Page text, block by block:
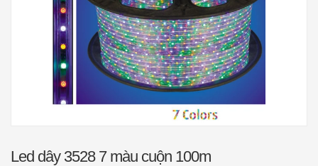
Led dây 3528 7 màu cuộn 100m